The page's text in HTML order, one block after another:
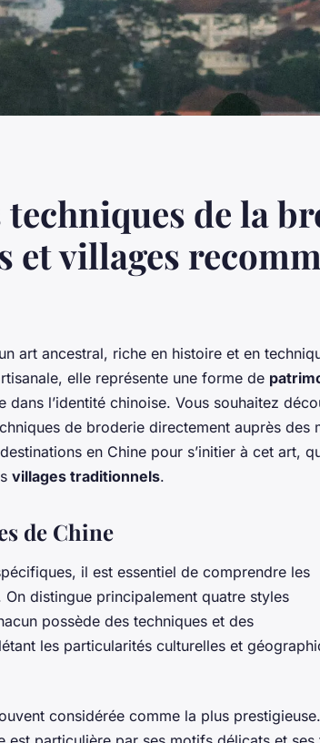
techniques de la
et villages
art ancestral, riche en histoire et en
elle représente une forme de
dans l’identité chinoise. Vous souhaitez
de broderie directement auprès des
en Chine pour s’initier à cet art,
villages traditionnels.
de Chine
il est essentiel de comprendre les
distingue principalement quatre styles
possède des techniques et des
les particularités culturelles et
considérée comme la plus prestigieuse.